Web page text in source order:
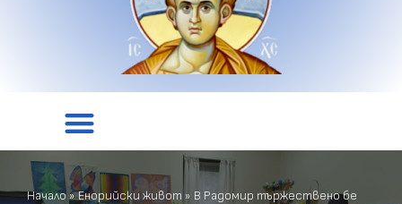
Начало »Енорийски живот » В Радомир тържествено бе